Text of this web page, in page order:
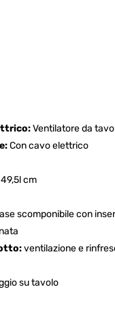
Ventilatore da
Con cavo elettrico
49,5l cm
scomponibile con
ventilazione e
su tavolo